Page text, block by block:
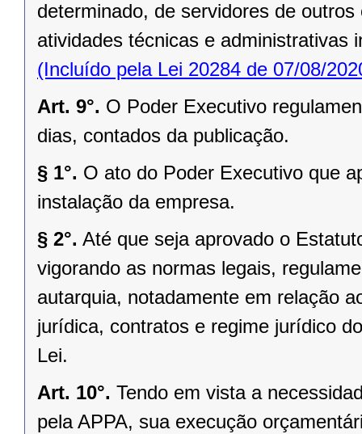
determinado, de servidores de
atividades técnicas e administrativas
(Incluído pela Lei 20284 de 07/08/
Art. 9°. O Poder Executivo
dias, contados da publicação.
§ 1°. O ato do Poder Executivo que
instalação da empresa.
§ 2°. Até que seja aprovado o
vigorando as normas legais,
autarquia, notadamente em relação
jurídica, contratos e regime jurídico
Lei.
Art. 10°. Tendo em vista a
pela APPA, sua execução